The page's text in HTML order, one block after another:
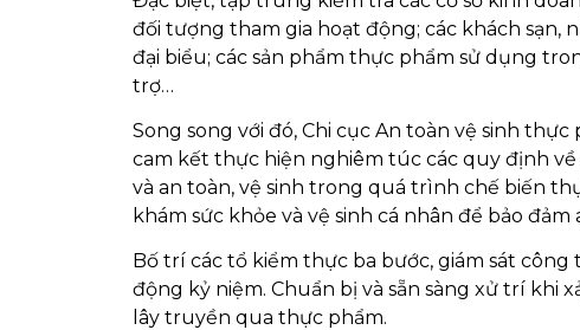
đối tượng tham gia hoạt động; các khách sạn,
đại biểu; các sản phẩm thực phẩm sử dụng
trợ…
Song song với đó, Chi cục An toàn vệ sinh
cam kết thực hiện nghiêm túc các quy định
và an toàn, vệ sinh trong quá trình chế biến
khám sức khỏe và vệ sinh cá nhân để bảo
Bố trí các tổ kiểm thực ba bước, giám sát
động kỷ niệm. Chuẩn bị và sẵn sàng xử trí khi
lây truyền qua thực phẩm.